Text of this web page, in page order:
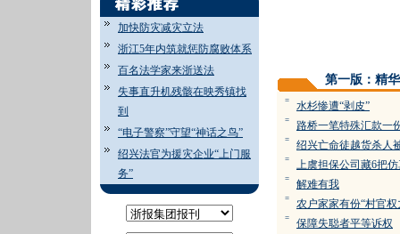
加快防灾减灾立法
浙江5年内筑就惩防腐败体系
百名法学家来浙送法
失事直升机残骸在映秀镇找
到
“电子警察”守望“神话之鸟”
绍兴法官为援灾企业“上门服
务”
第一版：精
= 水杉惨遭“剥皮”
= 路桥一笔特殊汇款一
= 绍兴亡命徒越货杀人
= 上虞担保公司藏6把
= 解难有我
= 农户家家有份“村官权
= 保障失聪者平等诉权